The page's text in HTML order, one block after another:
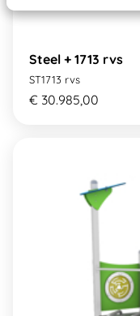
Steel + 1713 rvs
ST1713 rvs
€ 30.985,00